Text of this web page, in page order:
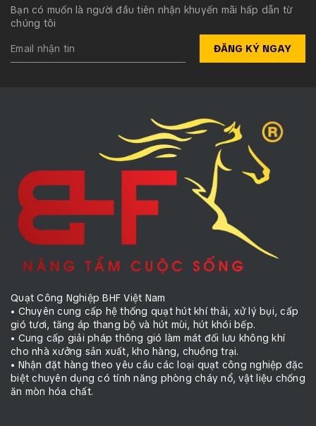
Bạn có muốn là người đầu tiên nhận khuyến mãi hấp dẫn từ
chúng tôi
ĐĂNG KÝ NGAY
Quạt Công Nghiệp BHF Việt Nam
• Chuyên cung cấp hệ thống quạt hút khí thải, xử lý bụi, cấp
gió tươi, tăng áp thang bộ và hút mùi, hút khói bếp.
• Cung cấp giải pháp thông gió làm mát đối lưu không khí
cho nhà xưởng sản xuất, kho hàng, chuồng trại.
• Nhận đặt hàng theo yêu cầu các loại quạt công nghiệp đặc
biệt chuyên dụng có tính năng phòng cháy nổ, vật liệu chống
ăn mòn hóa chất.